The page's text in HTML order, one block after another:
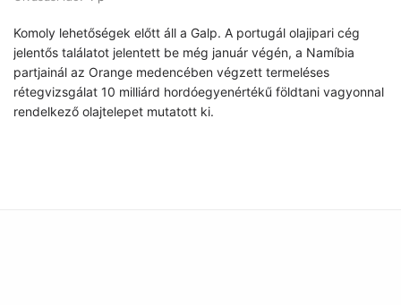
Komoly lehetőségek előtt áll a Galp. A portugál olajipari cég
jelentős találatot jelentett be még január végén, a Namíbia
partjainál az Orange medencében végzett termeléses
rétegvizsgálat 10 milliárd hordóegyenértékű földtani vagyonnal
rendelkező olajtelepet mutatott ki.